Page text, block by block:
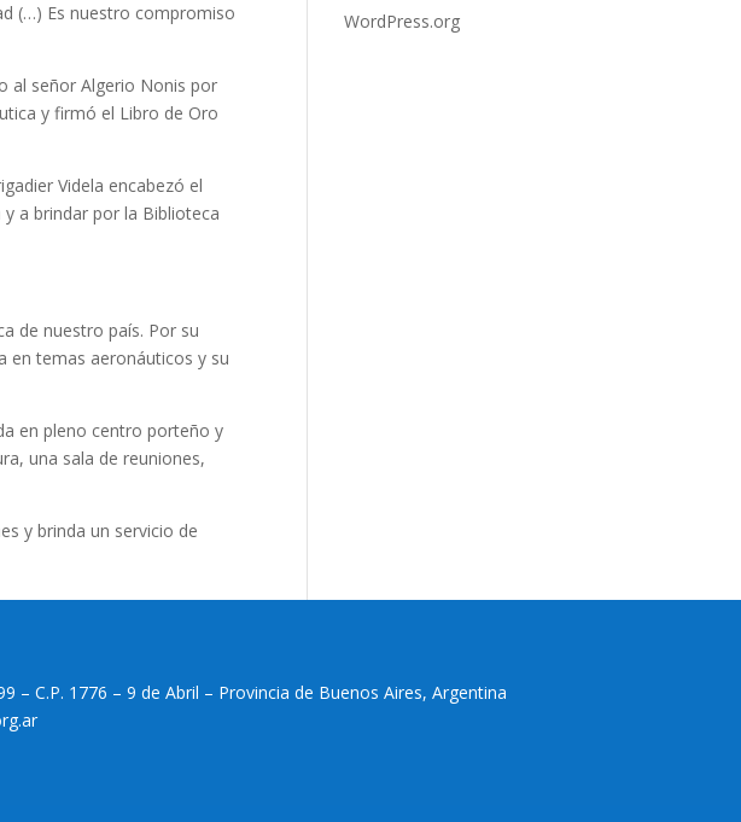
(…) Es nuestro compromiso
al señor Algerio Nonis por
y firmó el Libro de Oro
Videla encabezó el
a brindar por la Biblioteca
de nuestro país. Por su
en temas aeronáuticos y su
en pleno centro porteño y
una sala de reuniones,
y brinda un servicio de
WordPress.org
C.P. 1776 – 9 de Abril – Provincia de Buenos Aires, Argentina